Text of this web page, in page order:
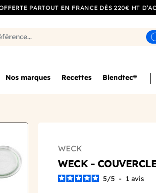
PARTOUT EN FRANCE DÈS 220€ HT
Nos marques Recettes Blendtec®
WECK
WECK -
5/5 - 1 avis